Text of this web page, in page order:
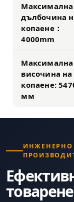
Максимална
дълбочина
копаене：
4000mm
Максимална
височина на
копаене:
мм
ИНЖЕНЕРНО
товарене